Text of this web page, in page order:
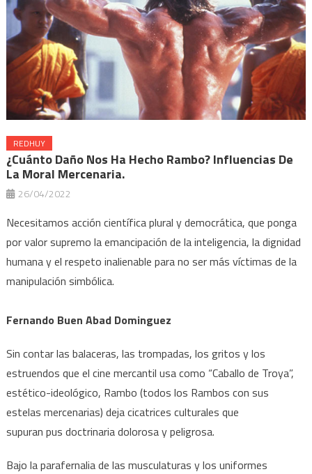
REDHUY
¿Cuánto Daño Nos Ha Hecho Rambo? Influencias De
La Moral Mercenaria.
26/04/2022
Necesitamos acción científica plural y democrática, que ponga
por valor supremo la emancipación de la inteligencia, la dignidad
humana y el respeto inalienable para no ser más víctimas de la
manipulación simbólica.
Fernando Buen Abad Dominguez
Sin contar las balaceras, las trompadas, los gritos y los
estruendos que el cine mercantil usa como “Caballo de Troya”,
estético-ideológico, Rambo (todos los Rambos con sus
estelas mercenarias) deja cicatrices culturales que
supuran pus doctrinaria dolorosa y peligrosa.
Bajo la parafernalia de las musculaturas y los uniformes